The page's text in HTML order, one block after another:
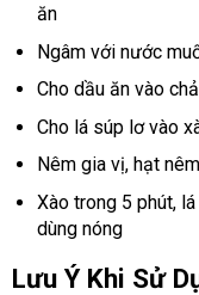
ăn
Ngâm với nước
Cho dầu ăn vào
Cho lá súp lơ vào
Nêm gia vị, hạt
Xào trong 5 phút,
dùng nóng
Lưu Ý Khi Sử